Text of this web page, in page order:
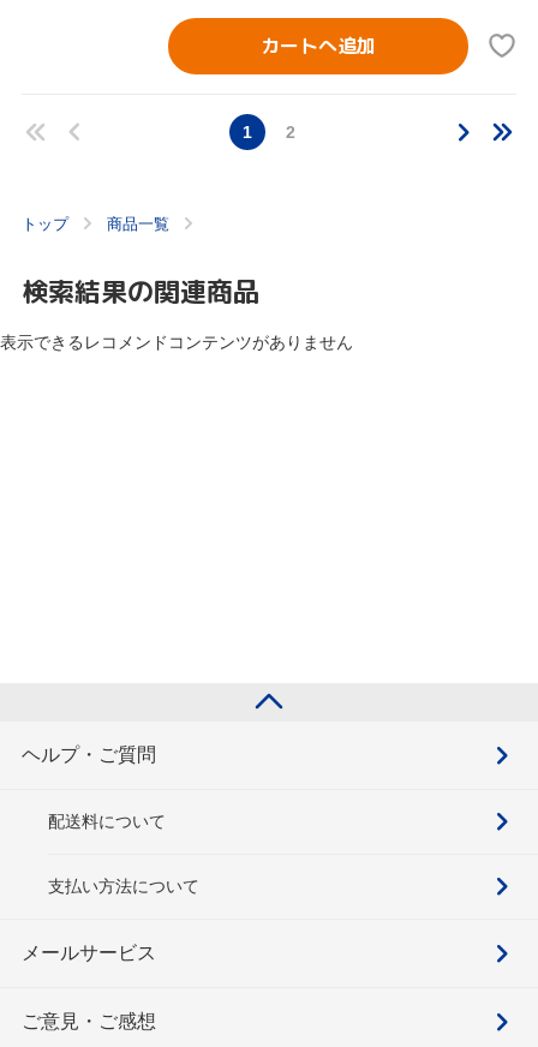
カートへ追加
1 2
トップ 商品一覧
検索結果の関連商品
表示できるレコメンドコンテンツがありません
ヘルプ・ご質問
配送料について
支払い方法について
メールサービス
ご意見・ご感想